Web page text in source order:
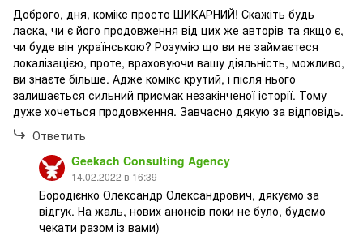
Доброго, дня, комікс просто ШИКАРНИЙ! Скажіть будь
ласка, чи є його продовження від цих же авторів та якщо є,
чи буде він українською? Розумію що ви не займаєтеся
локалізацією, проте, враховуючи вашу діяльність, можливо,
ви знаєте більше. Адже комікс крутий, і після нього
залишається сильний присмак незакінченої історії. Тому
дуже хочеться продовження. Завчасно дякую за відповідь.
Ответить
Geekach Consulting Agency
14.02.2022 в 16:39
Бородієнко Олександр Олександрович, дякуємо за
відгук. На жаль, нових анонсів поки не було, будемо
чекати разом із вами)